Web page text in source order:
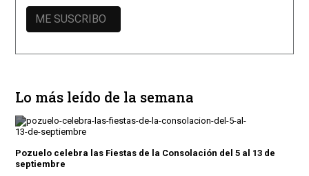
Lo más leído de la semana
Pozuelo celebra las Fiestas de la Consolación del 5 al 13 de
septiembre